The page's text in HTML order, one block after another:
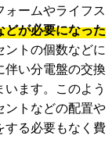
ームやライフス
どが必要になった
トの個数などに
伴い分電盤の交換
ます。このよう
ントなどの配置や
する必要もなく費